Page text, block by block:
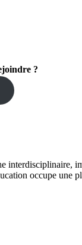
?
occupe une